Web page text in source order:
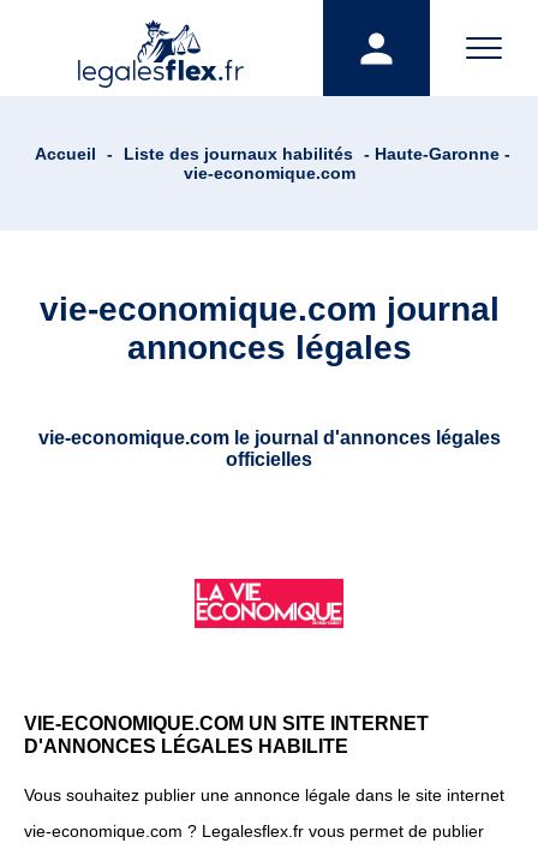
Accueil - Liste des journaux habilités - Haute-Garonne -
vie-economique.com
vie-economique.com journal
annonces légales
vie-economique.com le journal d'annonces légales
officielles
VIE-ECONOMIQUE.COM UN SITE INTERNET
D'ANNONCES LÉGALES HABILITE
Vous souhaitez publier une annonce légale dans le site internet
vie-economique.com ? Legalesflex.fr vous permet de publier